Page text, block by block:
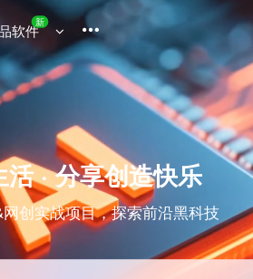
软件新
· 分享创造快乐
创实战项目，探索前沿黑科技